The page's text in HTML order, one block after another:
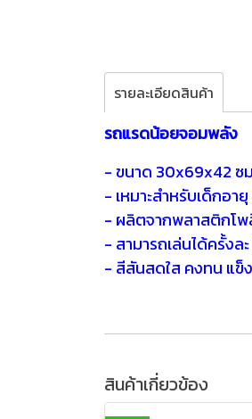
รายละเอียดสินค้า
รถแรดน้อยจอมพลัง
- ขนาด 30x69x42 ซ
- เหมาะสำหรับเด็กอา
- ผลิตจากพลาสติกโ
- สามารถเล่นได้ครั้งล
- สีสันสดใส คงทน แข็
สินค้าเกี่ยวข้อง